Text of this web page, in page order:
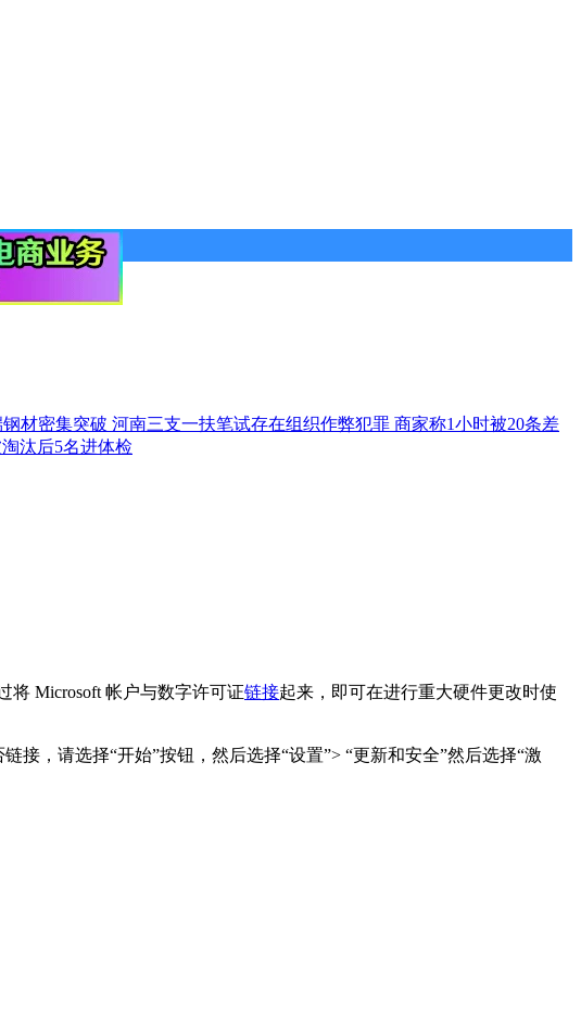
材密集突破 河南三支一扶笔试存在组织作弊犯罪 商家称1小时被20条差
汰后5名进体检
将 Microsoft 帐户与数字许可证链接起来，即可在进行重大硬件更改时使
接，请选择“开始”按钮，然后选择“设置”> “更新和安全”然后选择“激